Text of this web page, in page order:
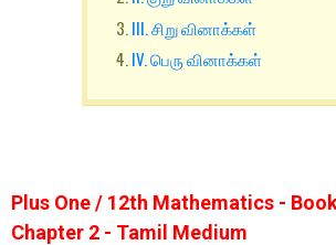
III. சிறு வினாக்கள்
IV. பெரு வினாக்கள்
Plus One / 12th Mathematics -
Chapter 2 - Tamil Medium